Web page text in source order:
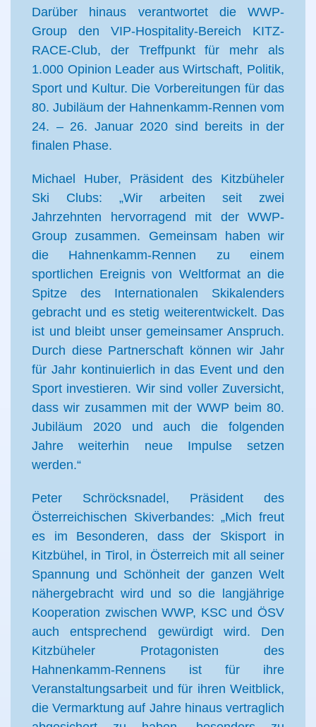
Darüber hinaus verantwortet die WWP-
Group den VIP-Hospitality-Bereich KITZ-
RACE-Club, der Treffpunkt für mehr als
1.000 Opinion Leader aus Wirtschaft, Politik,
Sport und Kultur. Die Vorbereitungen für das
80. Jubiläum der Hahnenkamm-Rennen vom
24. – 26. Januar 2020 sind bereits in der
finalen Phase.
Michael Huber, Präsident des Kitzbüheler
Ski Clubs: „Wir arbeiten seit zwei
Jahrzehnten hervorragend mit der WWP-
Group zusammen. Gemeinsam haben wir
die Hahnenkamm-Rennen zu einem
sportlichen Ereignis von Weltformat an die
Spitze des Internationalen Skikalenders
gebracht und es stetig weiterentwickelt. Das
ist und bleibt unser gemeinsamer Anspruch.
Durch diese Partnerschaft können wir Jahr
für Jahr kontinuierlich in das Event und den
Sport investieren. Wir sind voller Zuversicht,
dass wir zusammen mit der WWP beim 80.
Jubiläum 2020 und auch die folgenden
Jahre weiterhin neue Impulse setzen
werden.“
Peter Schröcksnadel, Präsident des
Österreichischen Skiverbandes: „Mich freut
es im Besonderen, dass der Skisport in
Kitzbühel, in Tirol, in Österreich mit all seiner
Spannung und Schönheit der ganzen Welt
nähergebracht wird und so die langjährige
Kooperation zwischen WWP, KSC und ÖSV
auch entsprechend gewürdigt wird. Den
Kitzbüheler Protagonisten des
Hahnenkamm-Rennens ist für ihre
Veranstaltungsarbeit und für ihren Weitblick,
die Vermarktung auf Jahre hinaus vertraglich